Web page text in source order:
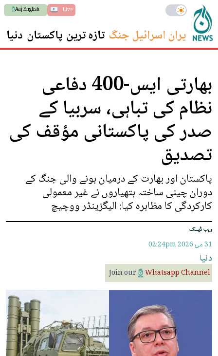
Live
Aaj English
ایران اسرائیل جنگ تازہ ترین پاکستان دنیا
بھارتی ایس-400 دفاعی
نظام کی تباہی، سربیا کے
صدر کی پاکستانی مؤقف کی
تصدیق
پاکستان اور بھارت کے درمیان ہونے والی جنگ کے
دوران چینی ساختہ ہتھیاروں نے غیر معمولی
کارکردگی کا مظاہرہ کیا: الیگزینڈر ووچیچ
ویب ڈیسک
31 مئ 2026 02:24pm
دنیا
Join our Whatsapp Channel